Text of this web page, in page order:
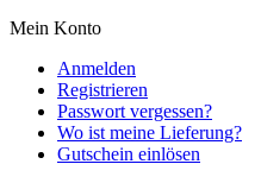
Mein Konto
Anmelden
Registrieren
Passwort vergessen?
Wo ist meine Lieferung?
Gutschein einlösen